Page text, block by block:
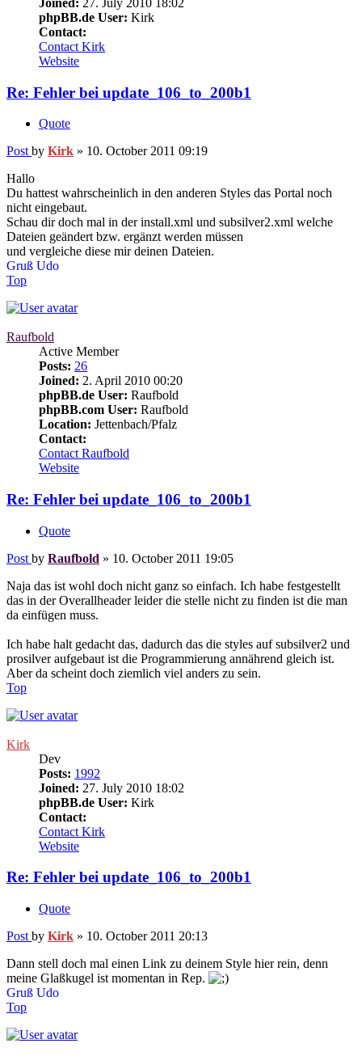
phpBB.de User: Kirk
Contact:
Contact Kirk
Website
Re: Fehler bei update_106_to_200b1
Quote
Post by Kirk » 10. October 2011 09:19
Hallo
Du hattest wahrscheinlich in den anderen Styles das Portal noch
nicht eingebaut.
Schau dir doch mal in der install.xml und subsilver2.xml welche
Dateien geändert bzw. ergänzt werden müssen
und vergleiche diese mir deinen Dateien.
Gruß Udo
Top
Raufbold
Active Member
Posts: 26
Joined: 2. April 2010 00:20
phpBB.de User: Raufbold
phpBB.com User: Raufbold
Location: Jettenbach/Pfalz
Contact:
Contact Raufbold
Website
Re: Fehler bei update_106_to_200b1
Quote
Post by Raufbold » 10. October 2011 19:05
Naja das ist wohl doch nicht ganz so einfach. Ich habe festgestellt
das in der Overallheader leider die stelle nicht zu finden ist die man
da einfügen muss.
Ich habe halt gedacht das, dadurch das die styles auf subsilver2 und
prosilver aufgebaut ist die Programmierung annährend gleich ist.
Aber da scheint doch ziemlich viel anders zu sein.
Top
Kirk
Dev
Posts: 1992
Joined: 27. July 2010 18:02
phpBB.de User: Kirk
Contact:
Contact Kirk
Website
Re: Fehler bei update_106_to_200b1
Quote
Post by Kirk » 10. October 2011 20:13
Dann stell doch mal einen Link zu deinem Style hier rein, denn
meine Glaßkugel ist momentan in Rep.
Gruß Udo
Top